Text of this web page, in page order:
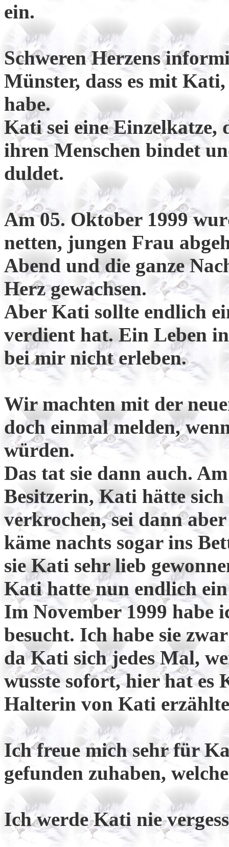
ein.
Schweren Herzens
Münster, dass es mit
habe.
Kati sei eine Einzelkatze,
ihren Menschen bindet
duldet.
Am 05. Oktober 1999
netten, jungen Frau
Abend und die ganze
Herz gewachsen.
Aber Kati sollte endlich
verdient hat. Ein Leben
bei mir nicht erleben.
Wir machten mit der
doch einmal melden,
würden.
Das tat sie dann auch.
Besitzerin, Kati hätte sich
verkrochen, sei dann
käme nachts sogar ins
sie Kati sehr lieb
Kati hatte nun endlich
Im November 1999 habe
besucht. Ich habe sie
da Kati sich jedes Mal,
wusste sofort, hier hat es
Halterin von Kati
Ich freue mich sehr für
gefunden zuhaben,
Ich werde Kati nie